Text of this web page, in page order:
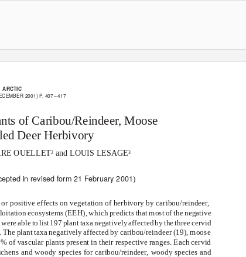
ARCTIC
2001) P. 407–417
of Caribou/Reindeer, Moose
Deer Herbivory
OUELLET2 and LOUIS LESAGE3
in revised form 21 February 2001)
positive effects on vegetation of herbivory by caribou/reindeer,
ecosystems (EEH), which predicts that most of the negative
wereableto list197 planttaxa negativelyaffectedbythethreecervid
plant taxa negatively affected by caribou/reindeer (19), moose
of vascular plants present in their respective ranges. Each cervid
and woody species for caribou/reindeer, woody species and